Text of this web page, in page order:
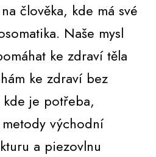
člověka, kde má své
Naše mysl
ke zdraví těla
ke zdraví bez
je potřeba,
východní
a piezovlnu